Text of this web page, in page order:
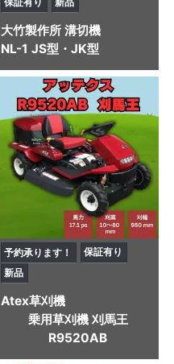
大竹製作所 溝切機
NL-1 JS型・JK型
予約承ります！
保証有り
新品
Atex草刈機
乗用草刈機 刈馬王
R9520AB